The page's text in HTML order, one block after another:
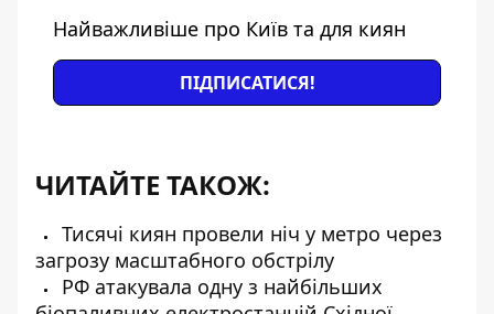
Найважливіше про Київ та для киян
ПІДПИСАТИСЯ!
ЧИТАЙТЕ ТАКОЖ:
Тисячі киян провели ніч у метро через
загрозу масштабного обстрілу
РФ атакувала одну з найбільших